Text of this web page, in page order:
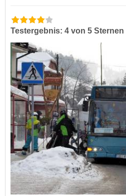
Testergebnis: 4 von 5 Sternen